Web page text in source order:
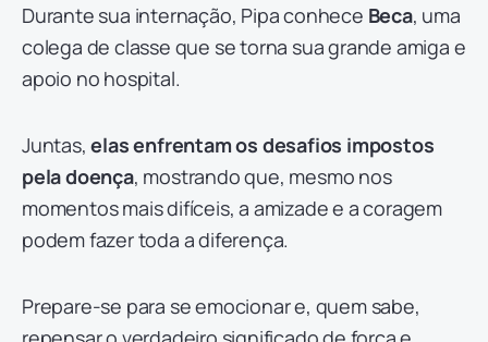
Durante sua internação, Pipa conhece Beca, uma
colega de classe que se torna sua grande amiga e
apoio no hospital.
Juntas,elas enfrentam os desafios impostos
pela doença, mostrando que, mesmo nos
momentos mais difíceis, a amizade e a coragem
podem fazer toda a diferença.
Prepare-se para se emocionar e, quem sabe,